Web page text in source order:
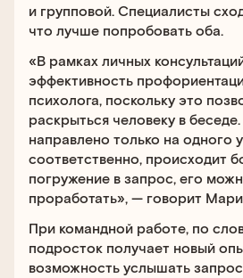
и групповой. Специалисты
что лучше попробовать оба.
«В рамках личных
эффективность
психолога, поскольку это
раскрыться человеку в
направлено только на одного
соответственно, происходит
погружение в запрос, его
проработать», — говорит
При командной работе, по
подросток получает новый
возможность услышать